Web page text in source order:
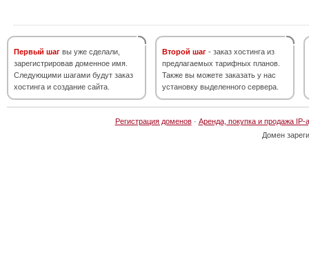
Первый шаг вы уже сделали,
зарегистрировав доменное имя.
Следующими шагами будут заказ
хостинга и создание сайта.
Второй шаг - заказ хостинга из
предлагаемых тарифных планов.
Также вы можете заказать у нас
установку выделенного сервера.
Регистрация доменов· Аренда, покупка и продажа IP-
Домен